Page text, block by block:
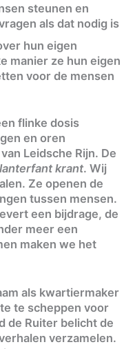
steunen en
als dat nodig is
hun eigen
manier ze hun eigen
voor de mensen
flinke dosis
en oren
Leidsche Rijn. De
lanterfant krant. Wij
Ze openen de
tussen mensen.
een bijdrage, de
meer een
maken we het
als kwartiermaker
te scheppen voor
de Ruiter belicht de
verzamelen.